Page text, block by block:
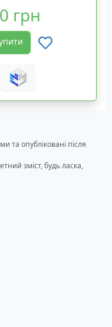
грн
та опубліковані після
зміст, будь ласка,